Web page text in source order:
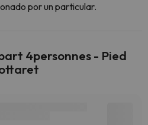
por un particular.
4personnes - Pied